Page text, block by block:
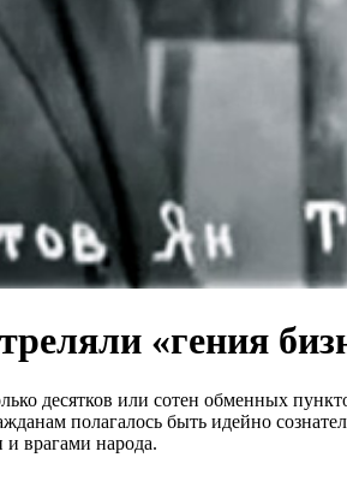
«гения
десятков или сотен обменных
полагалось быть идейно
и врагами народа.